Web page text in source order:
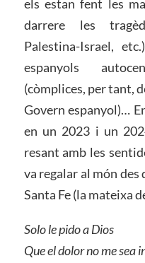
els estan fent les
darrere les
Palestina-Israel,
espanyols
(còmplices, per tant,
Govern espanyol)…
en un 2023 i un
resant amb les
va regalar al món
Santa Fe (la mateixa
Solo le pido a Dios
Que el dolor no me sea